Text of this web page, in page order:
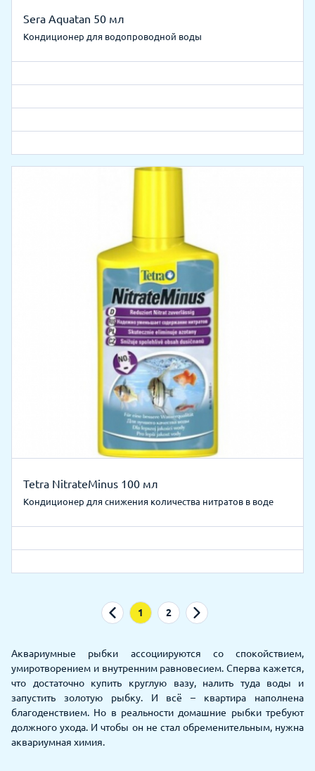
Sera Aquatan 50 мл
Кондиционер для водопроводной воды
Tetra NitrateMinus 100 мл
Кондиционер для снижения количества нитратов в воде
1 2
Аквариумные рыбки ассоциируются со спокойствием,
умиротворением и внутренним равновесием. Сперва кажется,
что достаточно купить круглую вазу, налить туда воды и
запустить золотую рыбку. И всё – квартира наполнена
благоденствием. Но в реальности домашние рыбки требуют
должного ухода. И чтобы он не стал обременительным, нужна
аквариумная химия.